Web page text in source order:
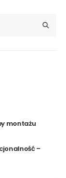
montażu
–